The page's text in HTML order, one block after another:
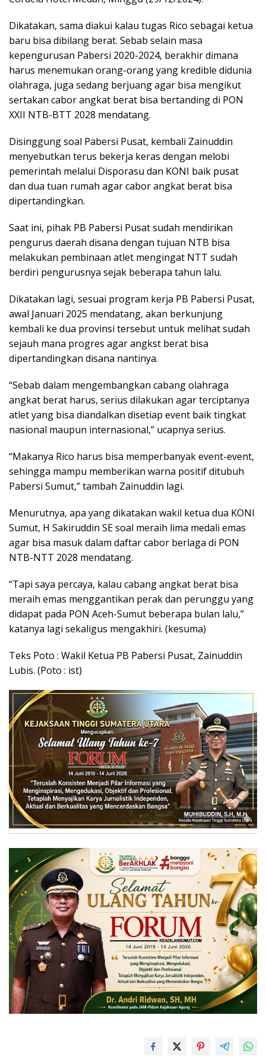
Dikatakan, sama diakui kalau tugas Rico sebagai ketua
baru bisa dibilang berat. Sebab selain masa
kepengurusan Pabersi 2020-2024, berakhir dimana
harus menemukan orang-orang yang kredible didunia
olahraga, juga sedang berjuang agar bisa mengikut
sertakan cabor angkat berat bisa bertanding di PON
XXII NTB-BTT 2028 mendatang.
Disinggung soal Pabersi Pusat, kembali Zainuddin
menyebutkan terus bekerja keras dengan melobi
pemerintah melalui Disporasu dan KONI baik pusat
dan dua tuan rumah agar cabor angkat berat bisa
dipertandingkan.
Saat ini, pihak PB Pabersi Pusat sudah mendirikan
pengurus daerah disana dengan tujuan NTB bisa
melakukan pembinaan atlet mengingat NTT sudah
berdiri pengurusnya sejak beberapa tahun lalu.
Dikatakan lagi, sesuai program kerja PB Pabersi Pusat,
awal Januari 2025 mendatang, akan berkunjung
kembali ke dua provinsi tersebut untuk melihat sudah
sejauh mana progres agar angkst berat bisa
dipertandingkan disana nantinya.
“Sebab dalam mengembangkan cabang olahraga
angkat berat harus, serius dilakukan agar terciptanya
atlet yang bisa diandalkan disetiap event baik tingkat
nasional maupun internasional,” ucapnya serius.
“Makanya Rico harus bisa memperbanyak event-event,
sehingga mampu memberikan warna positif ditubuh
Pabersi Sumut,” tambah Zainuddin lagi.
Menurutnya, apa yang dikatakan wakil ketua dua KONI
Sumut, H Sakiruddin SE soal meraih lima medali emas
agar bisa masuk dalam daftar cabor berlaga di PON
NTB-NTT 2028 mendatang.
“Tapi saya percaya, kalau cabang angkat berat bisa
meraih emas menggantikan perak dan perunggu yang
didapat pada PON Aceh-Sumut beberapa bulan lalu,”
katanya lagi sekaligus mengakhiri. (kesuma)
Teks Poto : Wakil Ketua PB Pabersi Pusat, Zainuddin
Lubis. (Poto : ist)